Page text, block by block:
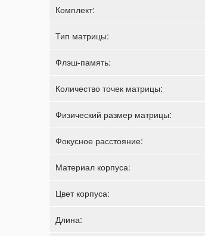
Комплект:
Тип матрицы:
Флэш-память:
Количество точек матрицы:
Физический размер матрицы:
Фокусное расстояние:
Материал корпуса:
Цвет корпуса:
Длина: